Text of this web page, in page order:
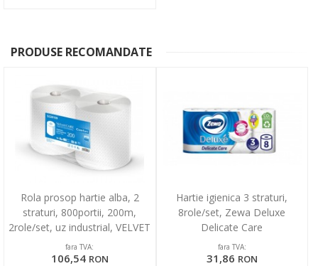
PRODUSE RECOMANDATE
Rola prosop hartie alba, 2
straturi, 800portii, 200m,
2role/set, uz industrial, VELVET
Professional
fara TVA:
106,54 RON
Hartie igienica 3 straturi,
8role/set, Zewa Deluxe
Delicate Care
fara TVA:
31,86 RON